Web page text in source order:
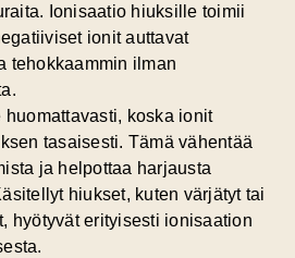
Ionisaatio hiuksille toimii
ionit auttavat
tehokkaammin ilman
koska ionit
tasaisesti. Tämä vähentää
ja helpottaa harjausta
hiukset, kuten värjätyt tai
hyötyvät erityisesti ionisaation